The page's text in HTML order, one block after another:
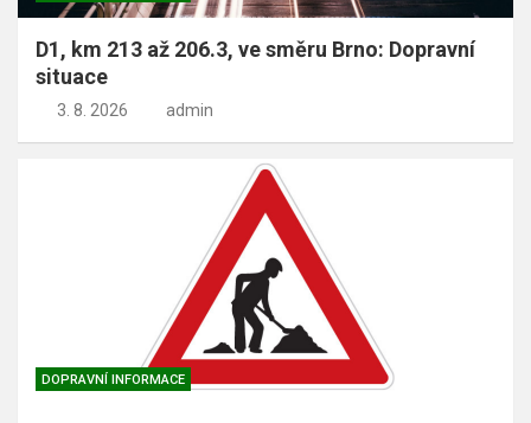
D1, km 213 až 206.3, ve směru Brno: Dopravní
situace
3. 8. 2026 admin
DOPRAVNÍ INFORMACE